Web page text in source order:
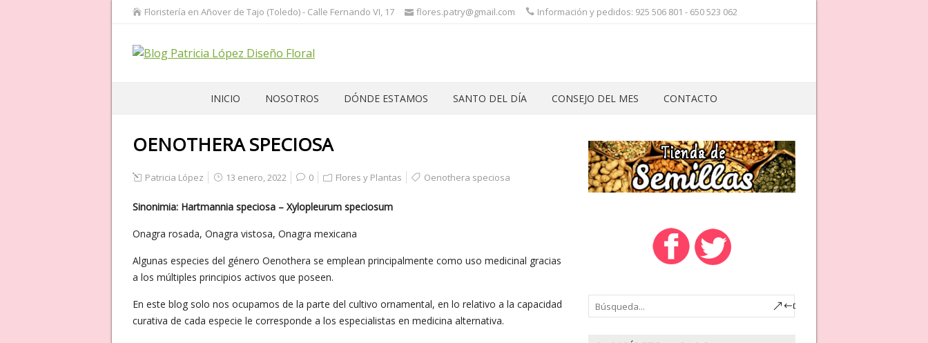
Floristería en Añover de Tajo (Toledo) - Calle Fernando VI, 17 flores.patry@gmail.com Información y pedidos: 925 506 801 - 650 523 062
INICIO NOSOTROS DÓNDE ESTAMOS SANTO DEL DÍA CONSEJO DEL MES CONTACTO
OENOTHERA SPECIOSA
Patricia López 13 enero, 2022 0 Flores y Plantas Oenothera speciosa
Sinonimia: Hartmannia speciosa – Xylopleurum speciosum
Onagra rosada, Onagra vistosa, Onagra mexicana
Algunas especies del género Oenothera se emplean principalmente como uso medicinal gracias
a los múltiples principios activos que poseen.
En este blog solo nos ocupamos de la parte del cultivo ornamental, en lo relativo a la capacidad
curativa de cada especie le corresponde a los especialistas en medicina alternativa.